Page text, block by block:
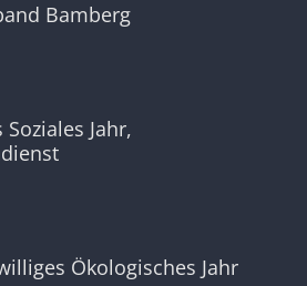
Bamberg
Jahr,
Ökologisches Jahr